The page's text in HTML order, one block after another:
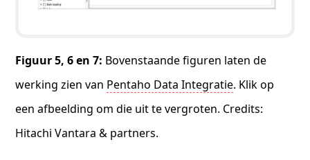
Figuur 5, 6 en 7: Bovenstaande figuren laten de
werking zien van Pentaho Data Integratie. Klik op
een afbeelding om die uit te vergroten. Credits:
Hitachi Vantara & partners.